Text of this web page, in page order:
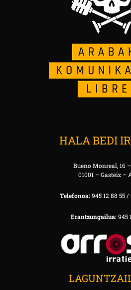
HALA BEDI
Bueno Monreal, 16
01001 – Gasteiz –
Telefonoa:945 12 88 55 /
Erantzungailua:945